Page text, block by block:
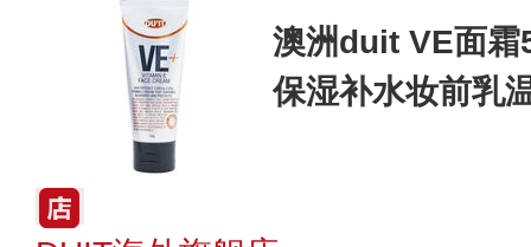
澳洲duit VE面霜
保湿补水妆前乳